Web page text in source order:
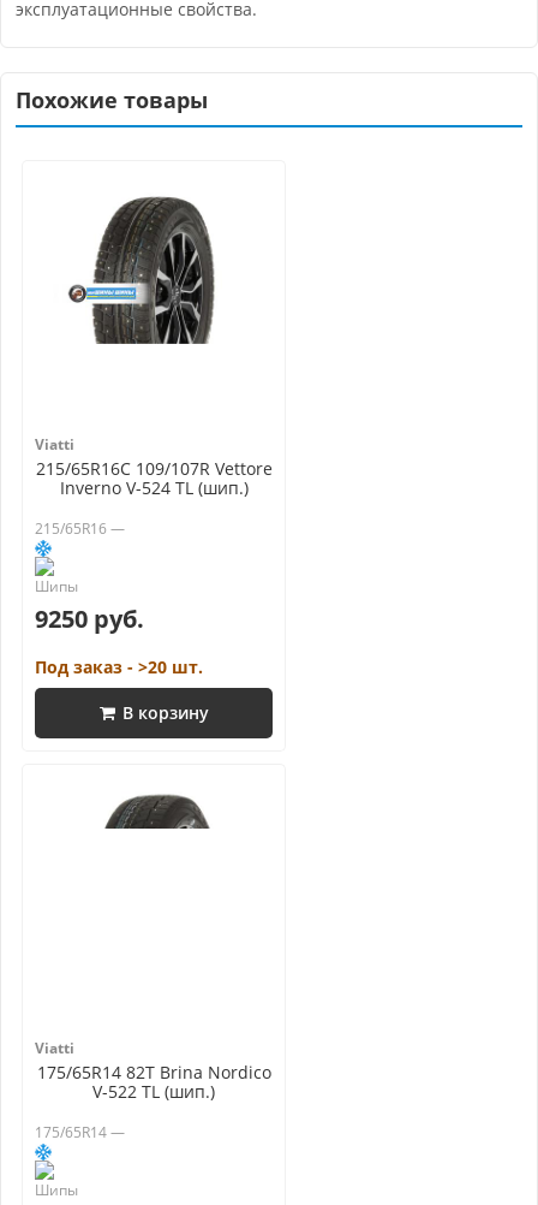
эксплуатационные свойства.
Похожие товары
Viatti
215/65R16C 109/107R Vettore
Inverno V-524 TL (шип.)
215/65R16 —
9250 руб.
Под заказ - >20 шт.
В корзину
Viatti
175/65R14 82T Brina Nordico
V-522 TL (шип.)
175/65R14 —